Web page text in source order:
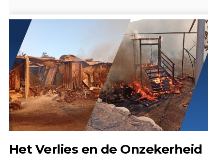
Het Verlies en de Onzekerheid